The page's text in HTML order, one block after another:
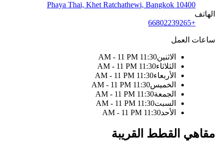
Phaya Thai, Khet Ratchathewi, Bangkok 10400
الهاتف
+66802239265
ساعات العمل
الاثنين11:30 AM - 11 PM
الثلاثاء11:30 AM - 11 PM
الأربعاء11:30 AM - 11 PM
الخميس11:30 AM - 11 PM
الجمعة11:30 AM - 11 PM
السبت11:30 AM - 11 PM
الأحد11:30 AM - 11 PM
مقاهي القطط القريبة